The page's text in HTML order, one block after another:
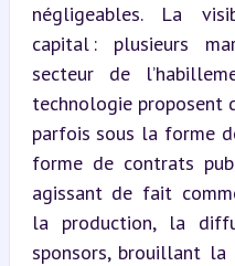
négligeables. La
capital : plusieurs
secteur de
technologie proposent
parfois sous la forme
forme de contrats
agissant de fait
la production, la
sponsors, brouillant